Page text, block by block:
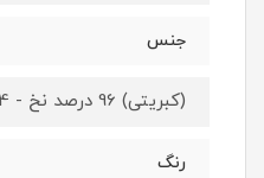
جنس
(کبریتی) 96 درصد نخ - 4 درصد الستان
رنگ